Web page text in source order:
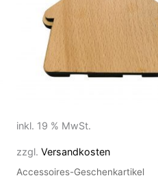
inkl. 19 % MwSt.
zzgl. Versandkosten
Accessoires-Geschenkartikel